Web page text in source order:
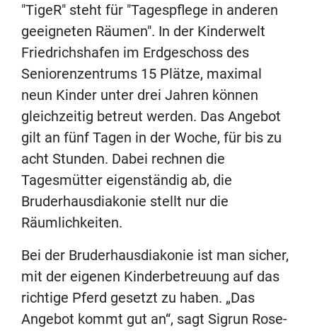
"TigeR" steht für "Tagespflege in anderen
geeigneten Räumen". In der Kinderwelt
Friedrichshafen im Erdgeschoss des
Seniorenzentrums 15 Plätze, maximal
neun Kinder unter drei Jahren können
gleichzeitig betreut werden. Das Angebot
gilt an fünf Tagen in der Woche, für bis zu
acht Stunden. Dabei rechnen die
Tagesmütter eigenständig ab, die
Bruderhausdiakonie stellt nur die
Räumlichkeiten.
Bei der Bruderhausdiakonie ist man sicher,
mit der eigenen Kinderbetreuung auf das
richtige Pferd gesetzt zu haben. „Das
Angebot kommt gut an“, sagt Sigrun Rose-